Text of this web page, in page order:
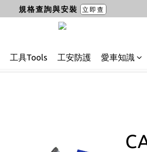
工具Tools 工安防護 愛車知識
規格查詢與安裝 立即查